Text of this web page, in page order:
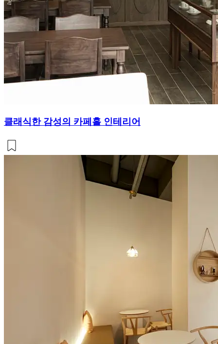
클래식한 감성의 카페홀 인테리어